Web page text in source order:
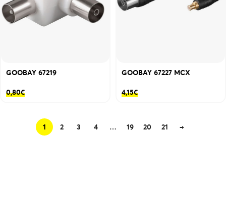
GOOBAY 67219
0,80€
GOOBAY 67227 MCX
4,15€
1 2 3 4 … 19 20 21 →